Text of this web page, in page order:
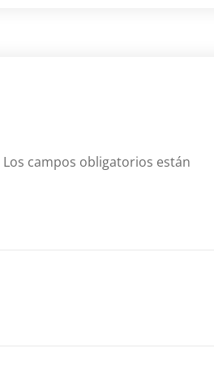
Los campos obligatorios están